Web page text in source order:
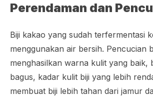
Perendaman dan
Biji kakao yang sudah terfermentasi
menggunakan air bersih. Pencucian
menghasilkan warna kulit yang baik,
bagus, kadar kulit biji yang lebih
membuat biji lebih tahan dari jamur